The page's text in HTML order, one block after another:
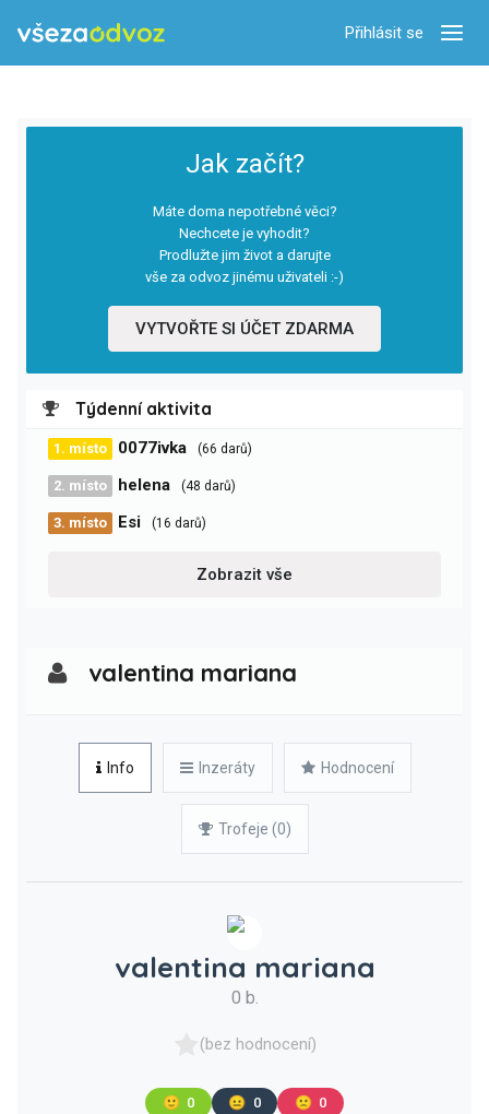
Přihlásit se
Jak začít?
Máte doma nepotřebné věci?
Nechcete je vyhodit?
Prodlužte jim život a darujte
vše za odvoz jinému uživateli :-)
VYTVOŘTE SI ÚČET ZDARMA
Týdenní aktivita
1. místo 0077ivka (66 darů)
2. místo helena (48 darů)
3. místo Esi (16 darů)
Zobrazit vše
valentina mariana
Info Inzeráty Hodnocení
Trofeje (0)
valentina mariana
0 b.
(bez hodnocení)
🙂 0 😐 0 🙁 0